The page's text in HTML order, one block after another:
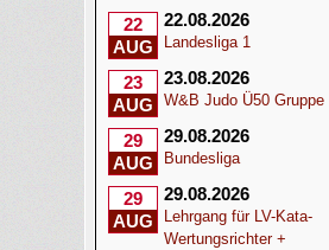
22
AUG
22.08.2026
Landesliga 1
23
AUG
23.08.2026
W&B Judo Ü50 Gruppe
29
AUG
29.08.2026
Bundesliga
29
AUG
29.08.2026
Lehrgang für LV-Kata-
Wertungsrichter +